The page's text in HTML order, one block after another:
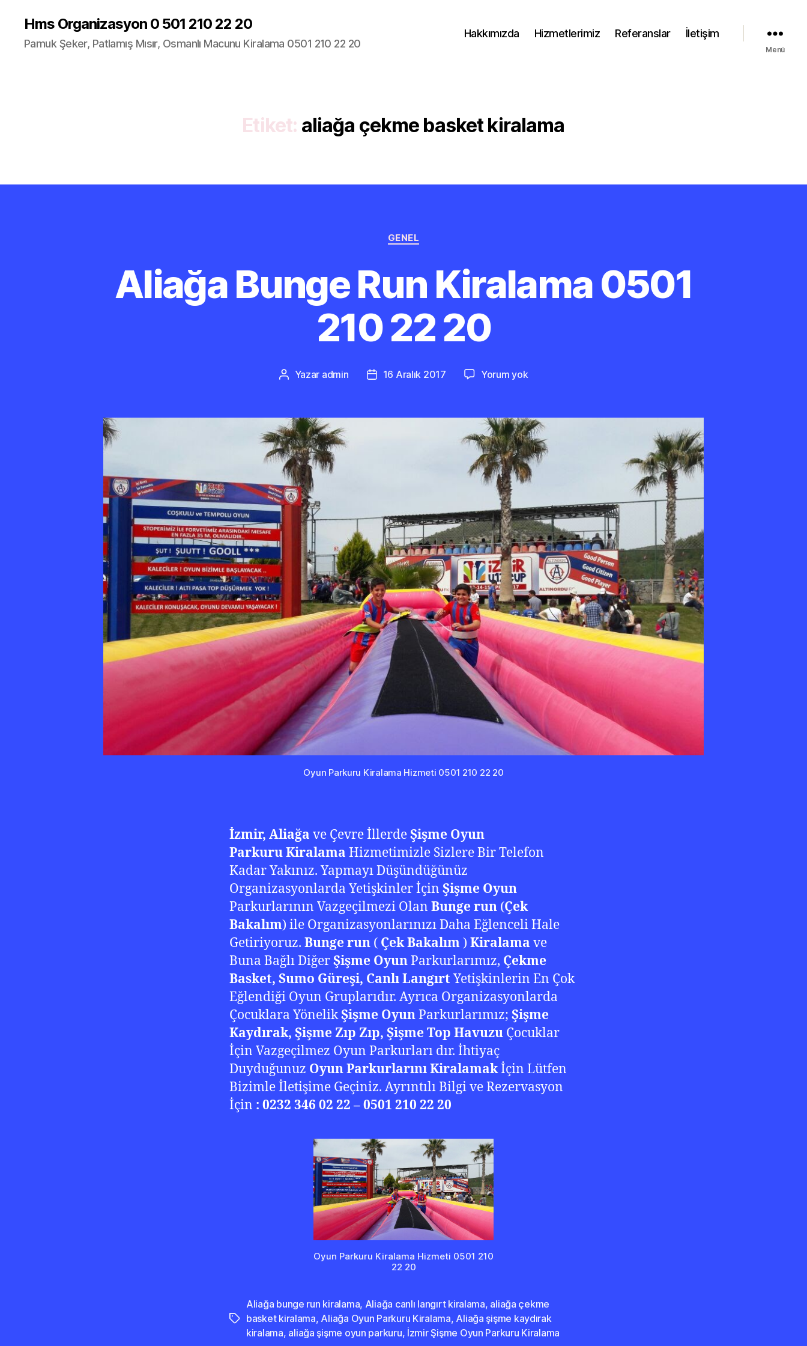
Hms Organizasyon 0 501 210 22 20
Pamuk Şeker, Patlamış Mısır, Osmanlı Macunu Kiralama 0501 210 22 20
Hakkımızda Hizmetlerimiz Referanslar İletişim
Menü
Etiket: aliağa çekme basket kiralama
Kategoriler
GENEL
Aliağa Bunge Run Kiralama 0501
210 22 20
Yazının
Yazar admin
Yazı16 Aralık 2017 Yorum yokAliağa
Kiralama
0501
210
22
20
Oyun Parkuru Kiralama Hizmeti 0501 210 22 20
İzmir, Aliağa ve Çevre İllerdeŞişme Oyun
Parkuru Kiralama Hizmetimizle Sizlere Bir Telefon
Kadar Yakınız. Yapmayı Düşündüğünüz
Organizasyonlarda Yetişkinler İçin Şişme Oyun
Parkurlarının Vazgeçilmezi Olan Bunge run (Çek
Bakalım) ile Organizasyonlarınızı Daha Eğlenceli Hale
Getiriyoruz. Bunge run ( Çek Bakalım) Kiralama ve
Buna Bağlı DiğerŞişme OyunParkurlarımız, Çekme
Basket, Sumo Güreşi, Canlı Langırt Yetişkinlerin En Çok
Eğlendiği Oyun Gruplarıdır. Ayrıca Organizasyonlarda
Çocuklara YönelikŞişme OyunParkurlarımız; Şişme
Kaydırak, Şişme Zıp Zıp, Şişme Top Havuzu Çocuklar
İçin Vazgeçilmez Oyun Parkurları dır. İhtiyaç
Duyduğunuz Oyun Parkurlarını Kiralamakİçin Lütfen
Bizimle İletişime Geçiniz. Ayrıntılı Bilgi ve Rezervasyon
İçin : 0232 346 02 22 – 0501 210 22 20
Oyun Parkuru Kiralama Hizmeti 0501 210
22 20
Etiketler
Aliağa bunge run kiralama, Aliağa canlı langırt kiralama, aliağa çekme
basket kiralama, Aliağa Oyun Parkuru Kiralama, Aliağa şişme kaydırak
kiralama, aliağa şişme oyun parkuru, İzmir Şişme Oyun Parkuru Kiralama